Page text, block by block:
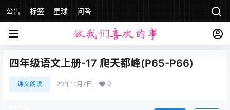
公告 标签 星球 问答
四年级语文上册-17 爬天都峰(P65-P66)
课文朗读 20年11月7日 0